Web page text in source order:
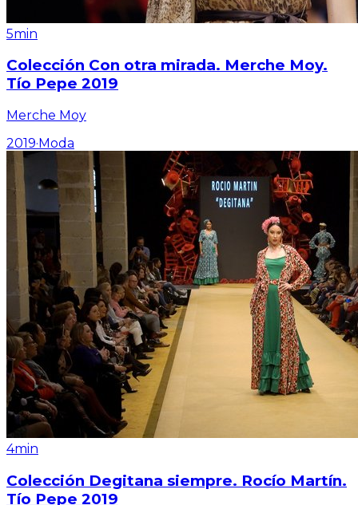
5min
Colección Con otra mirada. Merche Moy.
Tío Pepe 2019
Merche Moy
2019·Moda
4min
Colección Degitana siempre. Rocío Martín.
Tío Pepe 2019